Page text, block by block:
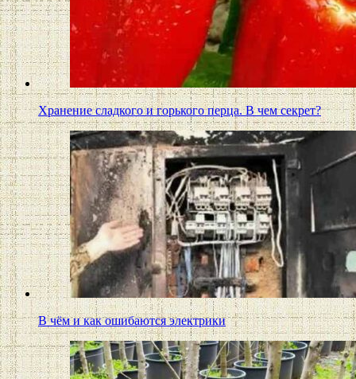
Хранение сладкого и горького перца. В чем секрет?
В чём и как ошибаются электрики